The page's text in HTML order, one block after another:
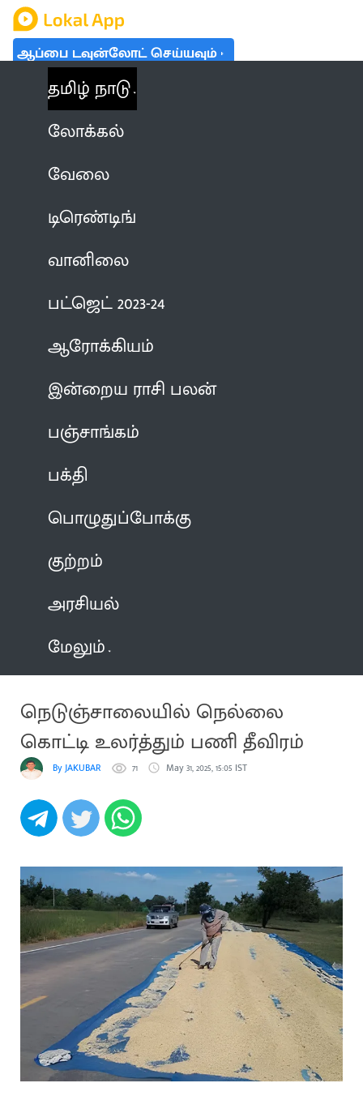
ஆப்பை டவுன்லோட் செய்யவும்
தமிழ் நாடு
லோக்கல்
வேலை
டிரெண்டிங்
வானிலை
பட்ஜெட் 2023-24
ஆரோக்கியம்
இன்றைய ராசி பலன்
பஞ்சாங்கம்
பக்தி
பொழுதுப்போக்கு
குற்றம்
அரசியல்
மேலும்
நெடுஞ்சாலையில் நெல்லை
கொட்டி உலர்த்தும் பணி தீவிரம்
By JAKUBAR 71 May 31, 2025, 15:05 IST